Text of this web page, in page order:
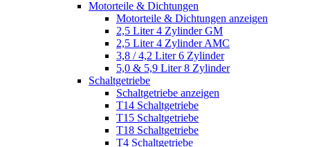
Motorteile & Dichtungen
Motorteile & Dichtungen anzeigen
2,5 Liter 4 Zylinder GM
2,5 Liter 4 Zylinder AMC
3,8 / 4,2 Liter 6 Zylinder
5,0 & 5,9 Liter 8 Zylinder
Schaltgetriebe
Schaltgetriebe anzeigen
T14 Schaltgetriebe
T15 Schaltgetriebe
T18 Schaltgetriebe
T4 Schaltgetriebe